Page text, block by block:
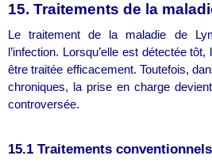
15. Traitements de la
Le traitement de la maladie de
l’infection. Lorsqu’elle est détectée
être traitée efficacement. Toutefois,
chroniques, la prise en charge
controversée.
15.1 Traitements conventionnels